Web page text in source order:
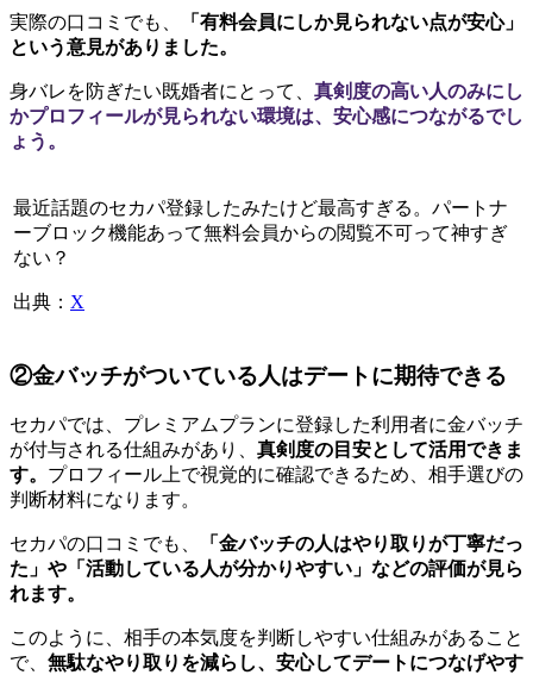
実際の口コミでも、
「有料会員にしか見られない点が安心」
という意見がありました。
身バレを防ぎたい既婚者にとって、 真剣度の高い人のみにし
かプロフィールが見られない環境は、安心感につながるでし
ょう。
最近話題のセカパ登録したみたけど最高すぎる。パートナ
ーブロック機能あって無料会員からの閲覧不可って神すぎ
ない？
出典： X
②金バッチがついている人はデートに期待できる
セカパでは、プレミアムプランに登録した利用者に金バッチ
が付与される仕組みがあり、 真剣度の目安として活用できま
す。 プロフィール上で視覚的に確認できるため、相手選びの
判断材料になります。
セカパの口コミでも、
「金バッチの人はやり取りが丁寧だっ
た」や「活動している人が分かりやすい」などの評価が見ら
れます。
このように、相手の本気度を判断しやすい仕組みがあること
で、 無駄なやり取りを減らし、安心してデートにつなげやす